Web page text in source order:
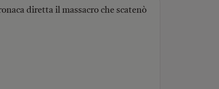
diretta il massacro che scatenò